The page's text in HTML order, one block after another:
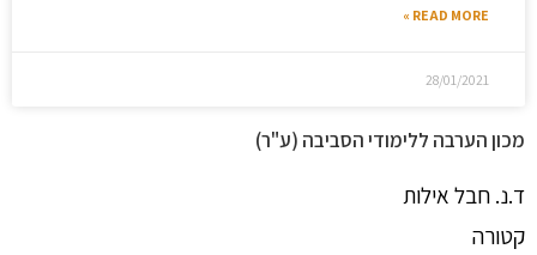
READ MORE »
28/01/2021
מכון הערבה ללימודי הסביבה (ע"ר)
ד.נ. חבל אילות
קטורה